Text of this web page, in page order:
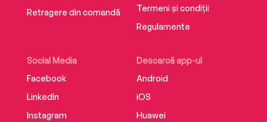
Retragere din comandă
Social Media
Facebook
LinkedIn
Instagram
Descarcă app-ul
Android
iOS
Huawei
Termeni și condiții
Regulamente